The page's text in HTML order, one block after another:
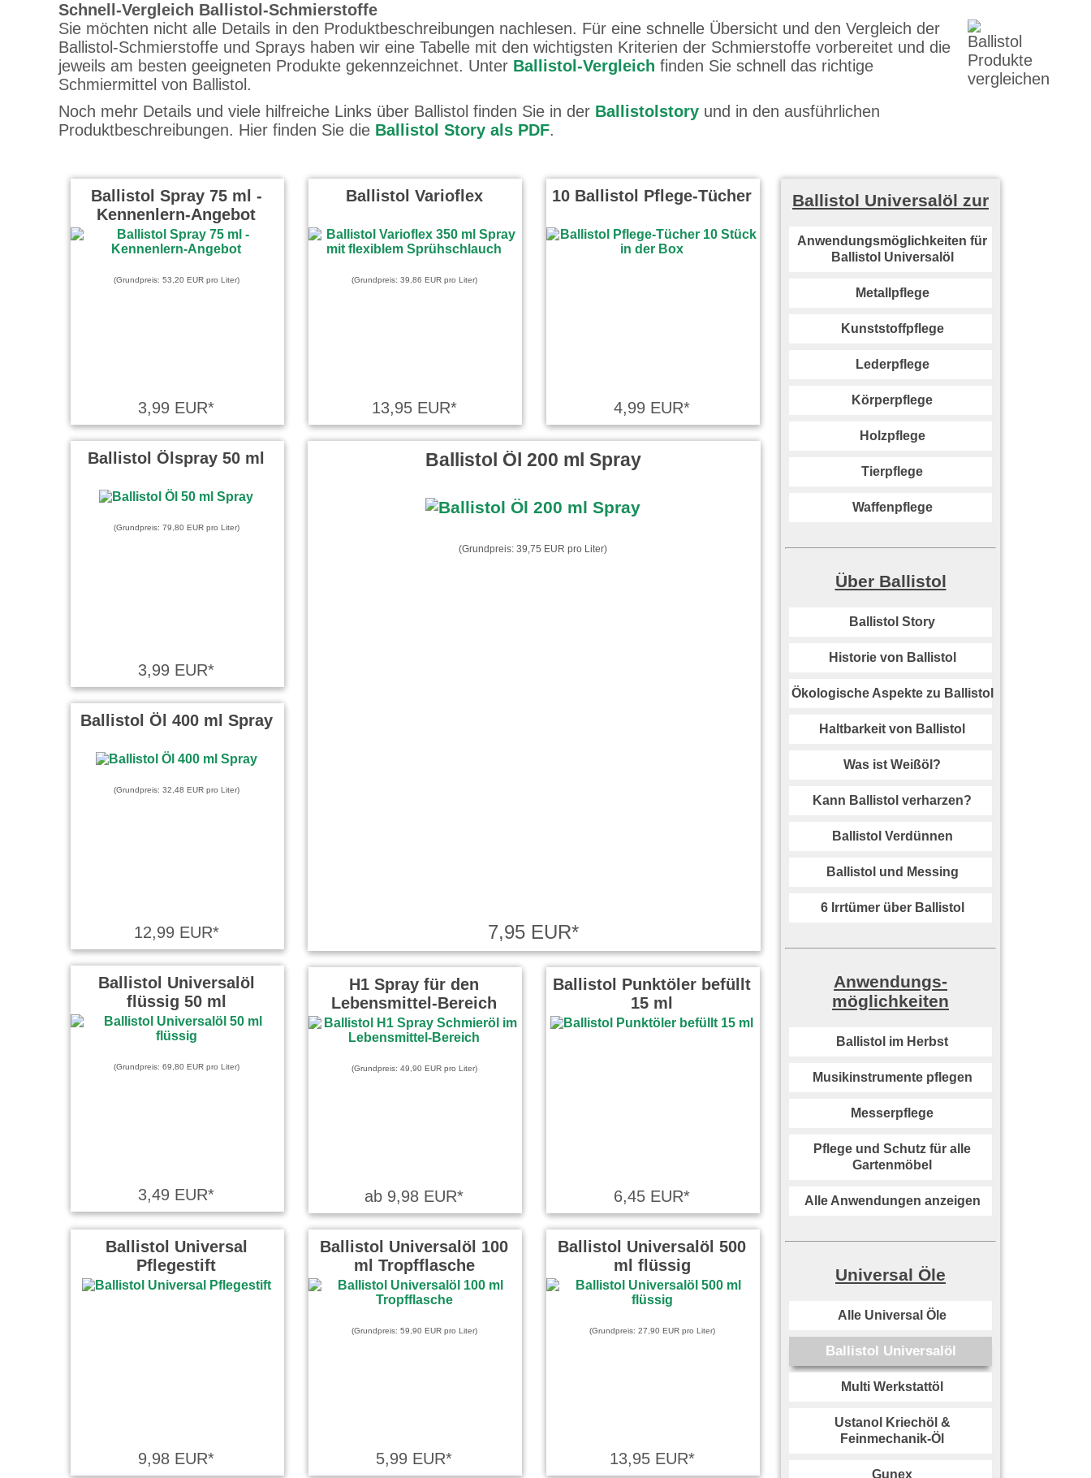
Schnell-Vergleich Ballistol-Schmierstoffe
Sie möchten nicht alle Details in den Produktbeschreibungen nachlesen. Für eine schnelle Übersicht und den Vergleich der
Ballistol-Schmierstoffe und Sprays haben wir eine Tabelle mit den wichtigsten Kriterien der Schmierstoffe vorbereitet und die
jeweils am besten geeigneten Produkte gekennzeichnet. Unter Ballistol-Vergleich finden Sie schnell das richtige
Schmiermittel von Ballistol.
Noch mehr Details und viele hilfreiche Links über Ballistol finden Sie in der Ballistolstory und in den ausführlichen
Produktbeschreibungen. Hier finden Sie die Ballistol Story als PDF.
Ballistol Universalöl zur
Anwendungsmöglichkeiten für
Ballistol Universalöl
Metallpflege
Kunststoffpflege
Lederpflege
Körperpflege
Holzpflege
Tierpflege
Waffenpflege
Über Ballistol
Ballistol Story
Historie von Ballistol
Ökologische Aspekte zu Ballistol
Haltbarkeit von Ballistol
Was ist Weißöl?
Kann Ballistol verharzen?
Ballistol Verdünnen
Ballistol und Messing
6 Irrtümer über Ballistol
Anwendungs­
möglichkeiten
Ballistol im Herbst
Musikinstrumente pflegen
Messerpflege
Pflege und Schutz für alle
Gartenmöbel
Alle Anwendungen anzeigen
Universal Öle
Alle Universal Öle
Ballistol Universalöl
Multi Werkstattöl
Ustanol Kriechöl &
Feinmechanik-Öl
Gunex
Ballistol Spray 75 ml -
Kennenlern-Angebot
(Grundpreis: 53,20 EUR pro Liter)
3,99 EUR*
Ballistol Varioflex
(Grundpreis: 39,86 EUR pro Liter)
13,95 EUR*
10 Ballistol Pflege-Tücher
4,99 EUR*
Ballistol Ölspray 50 ml
(Grundpreis: 79,80 EUR pro Liter)
3,99 EUR*
Ballistol Öl 200 ml Spray
(Grundpreis: 39,75 EUR pro Liter)
7,95 EUR*
Ballistol Öl 400 ml Spray
(Grundpreis: 32,48 EUR pro Liter)
12,99 EUR*
Ballistol Universalöl
flüssig 50 ml
(Grundpreis: 69,80 EUR pro Liter)
3,49 EUR*
H1 Spray für den
Lebensmittel-Bereich
(Grundpreis: 49,90 EUR pro Liter)
ab 9,98 EUR*
Ballistol Punktöler befüllt
15 ml
6,45 EUR*
Ballistol Universal
Pflegestift
9,98 EUR*
Ballistol Universalöl 100
ml Tropfflasche
(Grundpreis: 59,90 EUR pro Liter)
5,99 EUR*
Ballistol Universalöl 500
ml flüssig
(Grundpreis: 27,90 EUR pro Liter)
13,95 EUR*